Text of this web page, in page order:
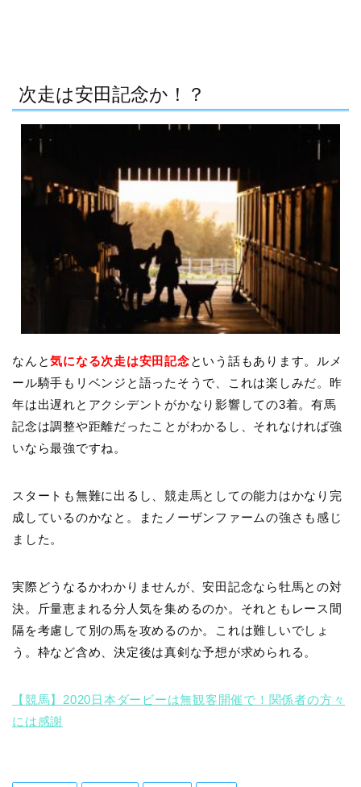
次走は安田記念か！？
なんと気になる次走は安田記念という話もあります。ルメ
ール騎手もリベンジと語ったそうで、これは楽しみだ。昨
年は出遅れとアクシデントがかなり影響しての3着。有馬
記念は調整や距離だったことがわかるし、それなければ強
いなら最強ですね。
スタートも無難に出るし、競走馬としての能力はかなり完
成しているのかなと。またノーザンファームの強さも感じ
ました。
実際どうなるかわかりませんが、安田記念なら牡馬との対
決。斤量恵まれる分人気を集めるのか。それともレース間
隔を考慮して別の馬を攻めるのか。これは難しいでしょ
う。枠など含め、決定後は真剣な予想が求められる。
【競馬】2020日本ダービーは無観客開催で！関係者の方々
には感謝